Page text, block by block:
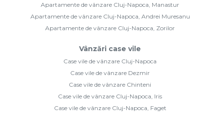
Apartamente de vânzare Cluj-Napoca, Manastur
Apartamente de vânzare Cluj-Napoca, Andrei Muresanu
Apartamente de vânzare Cluj-Napoca, Zorilor
Vânzări case vile
Case vile de vânzare Cluj-Napoca
Case vile de vânzare Dezmir
Case vile de vânzare Chinteni
Case vile de vânzare Cluj-Napoca, Iris
Case vile de vânzare Cluj-Napoca, Faget